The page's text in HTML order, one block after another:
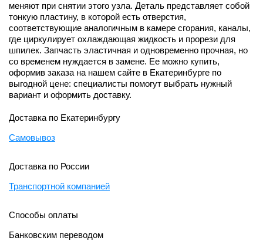
меняют при снятии этого узла. Деталь представляет собой
тонкую пластину, в которой есть отверстия,
соответствующие аналогичным в камере сгорания, каналы,
где циркулирует охлаждающая жидкость и прорези для
шпилек. Запчасть эластичная и одновременно прочная, но
со временем нуждается в замене. Ее можно купить,
оформив заказа на нашем сайте в Екатеринбурге по
выгодной цене: специалисты помогут выбрать нужный
вариант и оформить доставку.
Доставка по Екатеринбургу
Самовывоз
Доставка по России
Транспортной компанией
Способы оплаты
Банковским переводом